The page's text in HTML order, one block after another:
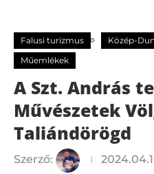
Falusi turizmus Közép-
Műemlékek
A Szt. András
Művészetek
Taliándörögd
Szerző: